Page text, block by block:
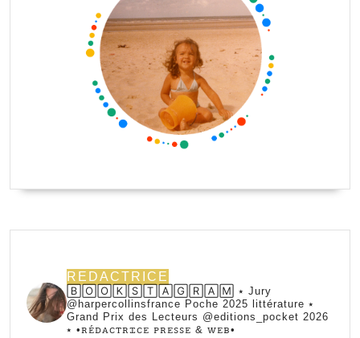
REDACTRICE
🄱🄾🄾🄺🅂🅃🄰🄶🅁🄰🄼 ⭑ Jury
@harpercollinsfrance Poche 2025 littérature ⭑
Grand Prix des Lecteurs @editions_pocket 2026
⭑ •ꭱꭼ́ꭰꭺꮯꭲꭱꮖꮯꭼ ꮲꭱꭼꮪꮪꭼ & ꮃꭼᏼ•